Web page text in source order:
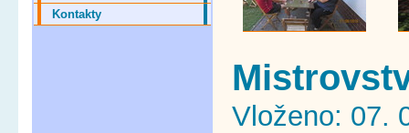
Kontakty
Vloženo: 07.